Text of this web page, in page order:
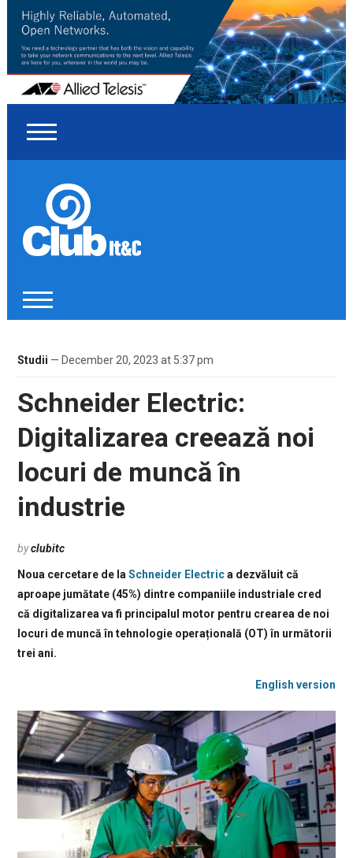
Studii — December 20, 2023 at 5:37 pm
Schneider Electric:
Digitalizarea creează noi
locuri de muncă în
industrie
byclubitc
Noua cercetare de laSchneider Electrica dezvăluit că
aproape jumătate (45%) dintre companiile industriale cred
că digitalizarea va fi principalul motor pentru crearea de noi
locuri de muncă în tehnologie operațională (OT) în următorii
trei ani.
English version